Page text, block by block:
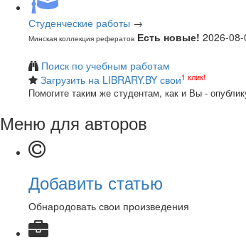
Студенческие работы →
Минская коллекция рефератов Есть новые! 2026-08-
Поиск по учебным работам
Загрузить на LIBRARY.BY свои1 клик!
Помогите таким же студентам, как и Вы -
Меню для авторов
Добавить статью
Обнародовать свои произведения